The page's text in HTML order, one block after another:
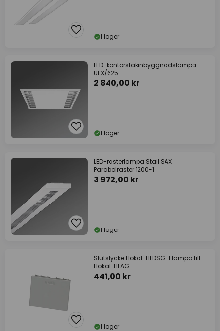
I lager
LED-kontorstakinbyggnadslampa
UEX/625
2 840,00 kr
I lager
LED-rasterlampa Stail SAX
Parabolraster 1200-1
3 972,00 kr
I lager
Slutstycke Hokal-HLDSG-1 lampa till
Hokal-HLAG
441,00 kr
I lager